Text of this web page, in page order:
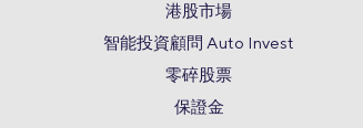
港股市場
智能投資顧問 Auto Invest
零碎股票
保證金